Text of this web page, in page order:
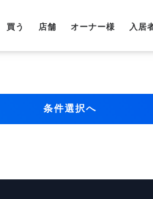
買う 店舗 オーナー様 入居
条件選択へ